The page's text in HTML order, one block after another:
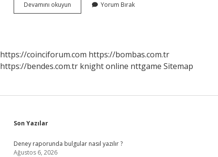
Devamını okuyun
Manasi
Yorum Bırak
https://coinciforum.com https://bombas.com.tr
https://bendes.com.tr knight online nttgame Sitemap
Sidebar
Son Yazılar
Deney raporunda bulgular nasıl yazılır ?
Ağustos 6, 2026